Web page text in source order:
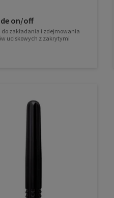
on/off
do zakładania i zdejmowania
uciskowych z zakrytymi